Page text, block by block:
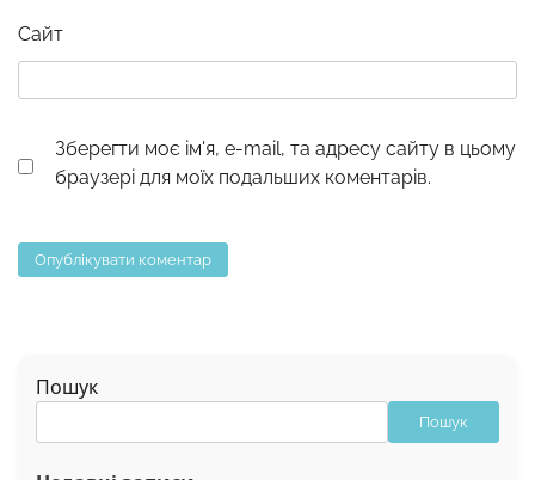
Сайт
Зберегти моє ім'я, e-mail, та адресу сайту в цьому
браузері для моїх подальших коментарів.
Пошук
Пошук